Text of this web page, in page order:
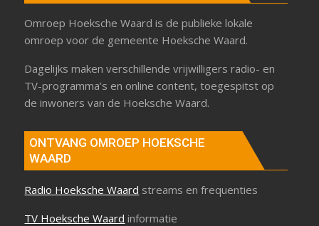
Omroep Hoeksche Waard is de publieke lokale
omroep voor de gemeente Hoeksche Waard.
Dagelijks maken verschillende vrijwilligers radio- en
TV-programma’s en online content, toegespitst op
de inwoners van de Hoeksche Waard.
ONTVANG OMROEP HOEKSCHE
WAARD
Radio Hoeksche Waard streams en frequenties
TV Hoeksche Waard informatie